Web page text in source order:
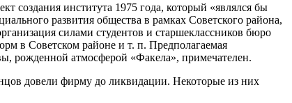
создания института 1975 года, который «являлся бы
развития общества в рамках Советского района,
силами студентов и старшеклассников бюро
в Советском районе и т. п. Предполагаемая
рожденной атмосферой «Факела», примечателен.
довели фирму до ликвидации. Некоторые из них